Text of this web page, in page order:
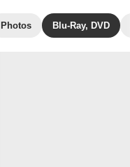
Photos Blu-Ray, DVD